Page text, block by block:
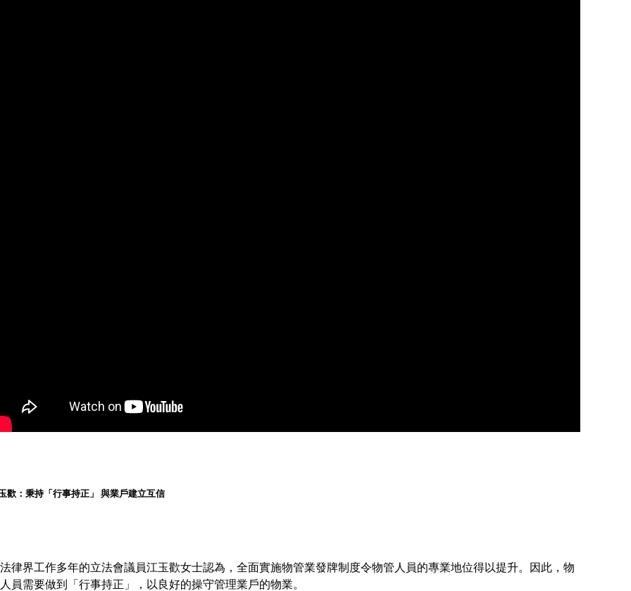
歡：秉持「行事持正」 與業戶建立互信
律界工作多年的立法會議員江玉歡女士認為，全面實施物管業發牌制度令物管人員的專業地位得以提升。因此，物
員需要做到「行事持正」，以良好的操守管理業戶的物業。